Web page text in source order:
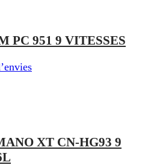
PC 951 9 VITESSES
XT CN-HG93 9